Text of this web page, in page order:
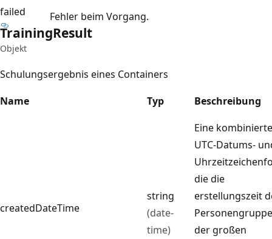
failed
Fehler beim Vorgang.
TrainingResult
Objekt
Schulungsergebnis eines Containers
Name
Typ Beschreibung
createdDateTime
string
(date-
time)
Eine kombinierte
UTC-Datums-
die die
erstellungszeit
der großen